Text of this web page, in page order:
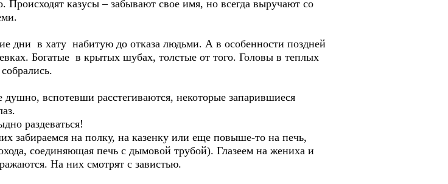
казусы – забывают свое имя, но всегда выручают со
дни в хату набитую до отказа людьми. А в особенности поздней
Богатые в крытых шубах, толстые от того. Головы в теплых
вспотевши расстегиваются, некоторые запарившиеся
раздеваться!
на полку, на казенку или еще повыше-то на печь,
соединяющая печь с дымовой трубой). Глазеем на жениха и
На них смотрят с завистью.